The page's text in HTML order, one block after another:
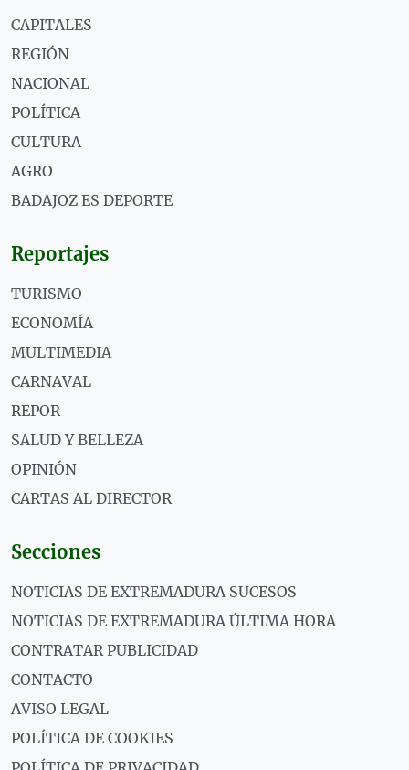
CAPITALES
REGIÓN
NACIONAL
POLÍTICA
CULTURA
AGRO
BADAJOZ ES DEPORTE
Reportajes
TURISMO
ECONOMÍA
MULTIMEDIA
CARNAVAL
REPOR
SALUD Y BELLEZA
OPINIÓN
CARTAS AL DIRECTOR
Secciones
NOTICIAS DE EXTREMADURA SUCESOS
NOTICIAS DE EXTREMADURA ÚLTIMA HORA
CONTRATAR PUBLICIDAD
CONTACTO
AVISO LEGAL
POLÍTICA DE COOKIES